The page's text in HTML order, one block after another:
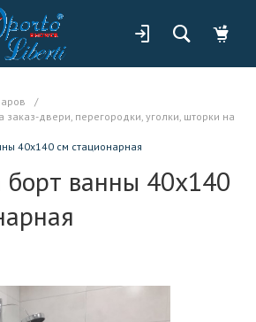
/
двери, перегородки, уголки, шторки на
40x140 см стационарная
ванны 40x140